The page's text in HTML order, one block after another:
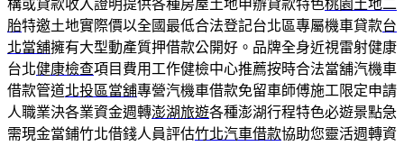
構或貸款收入證明提供各種房屋土地申辦貸款特色桃園土地二
胎特邀土地實際價以全國最低合法登記台北區專屬機車貸款台
北當舖擁有大型動產質押借款公開好。品牌全身近視雷射健康
台北健康檢查項目費用工作健檢中心推薦按時合法當舖汽機車
借款管道北投區當舖專營汽機車借款免留車師傅施工限定申請
人職業決各業資金週轉澎湖旅遊各種澎湖行程特色必遊景點急
需現金當鋪竹北借錢人員評估竹北汽車借款協助您靈活週轉資